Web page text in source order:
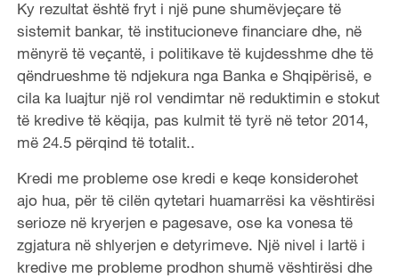
Ky rezultat është fryt i një pune shumëvjeçare të
sistemit bankar, të institucioneve financiare dhe, në
mënyrë të veçantë, i politikave të kujdesshme dhe të
qëndrueshme të ndjekura nga Banka e Shqipërisë, e
cila ka luajtur një rol vendimtar në reduktimin e stokut
të kredive të këqija, pas kulmit të tyrë në tetor 2014,
më 24.5 përqind të totalit..
Kredi me probleme ose kredi e keqe konsiderohet
ajo hua, për të cilën qytetari huamarrësi ka vështirësi
serioze në kryerjen e pagesave, ose ka vonesa të
zgjatura në shlyerjen e detyrimeve. Një nivel i lartë i
kredive me probleme prodhon shumë vështirësi dhe